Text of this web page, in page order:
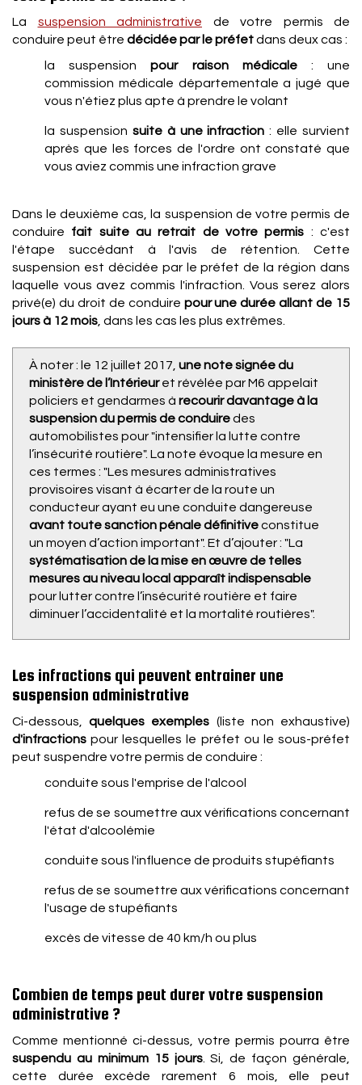
La suspension administrative de votre permis de
conduire peut être décidée par le préfetdans deux cas :
la suspensionpour raison médicale: une
commission médicale départementale a jugé que
vous n'étiez plus apte à prendre le volant
la suspension suite à une infraction : elle survient
après que les forces de l'ordre ont constaté que
vous aviez commis une infraction grave
Dans le deuxième cas, la suspension de votre permis de
conduire fait suite au retrait de votre permis : c'est
l'étape succédant à l'avis de rétention. Cette
suspension est décidée par le préfet de la région dans
laquelle vous avez commis l'infraction. Vous serez alors
privé(e) du droit de conduire pour une durée allant de 15
jours à 12 mois , dans les cas les plus extrêmes.
À noter : le 12 juillet 2017, une note signée du
ministère de l’Intérieuret révélée par M6 appelait
policiers et gendarmes à recourir davantage à la
suspension du permis de conduiredes
automobilistes pour "intensifier la lutte contre
l’insécurité routière". La note évoque la mesure en
ces termes : "Les mesures administratives
provisoires visant à écarter de la route un
conducteur ayant eu une conduite dangereuse
avant toute sanction pénale définitiveconstitue
un moyen d’action important". Et d’ajouter : "La
systématisation de la mise en œuvre de telles
mesures au niveau local apparaît indispensable
pour lutter contre l’insécurité routière et faire
diminuer l’accidentalité et la mortalité routières".
Les infractions qui peuvent entrainer une
suspension administrative
Ci-dessous,quelques exemples (liste non exhaustive)
d'infractionspour lesquelles le préfet ou le sous-préfet
peut suspendre votre permis de conduire :
conduite sous l'emprise de l'alcool
refus de se soumettre aux vérifications concernant
l'état d'alcoolémie
conduite sous l'influence de produits stupéfiants
refus de se soumettre aux vérifications concernant
l'usage de stupéfiants
excès de vitesse de 40 km/h ou plus
Combien de temps peut durer votre suspension
administrative ?
Comme mentionné ci-dessus, votre permis pourra être
suspendu au minimum 15 jours. Si, de façon générale,
cette durée excède rarement 6 mois, elle peut